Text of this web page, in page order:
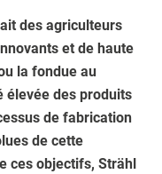
des agriculteurs
et de haute
la fondue au
élevée des produits
de fabrication
de cette
ces objectifs, Strähl